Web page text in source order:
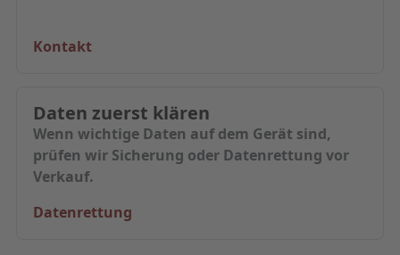
Kontakt
Daten zuerst klären
Wenn wichtige Daten auf dem Gerät sind,
prüfen wir Sicherung oder Datenrettung vor
Verkauf.
Datenrettung